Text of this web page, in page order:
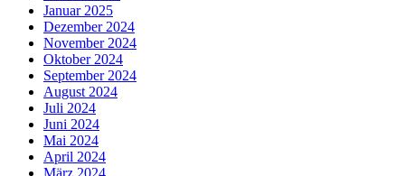
Januar 2025
Dezember 2024
November 2024
Oktober 2024
September 2024
August 2024
Juli 2024
Juni 2024
Mai 2024
April 2024
März 2024